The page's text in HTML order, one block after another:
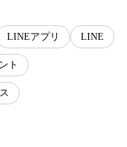
LINEアプリ LINE
ト